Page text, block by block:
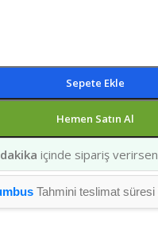
Sepete Ekle
Hemen Satın Al
içinde sipariş verirsen
Tahmini teslimat süresi